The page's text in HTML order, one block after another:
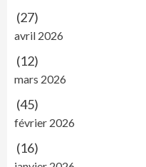
(27)
avril 2026
(12)
mars 2026
(45)
février 2026
(16)